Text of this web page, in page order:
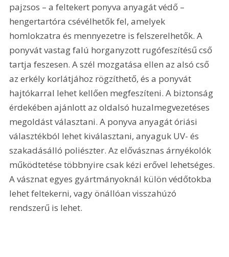
pajzsos – a feltekert ponyva anyagát védő –
hengertartóra csévélhetők fel, amelyek
homlokzatra és mennyezetre is felszerelhetők. A
ponyvát vastag falú horganyzott rugófeszítésű cső
tartja feszesen. A szél mozgatása ellen az alsó cső
az erkély korlátjához rögzíthető, és a ponyvát
hajtókarral lehet kellően megfeszíteni. A biztonság
érdekében ajánlott az oldalsó huzalmegvezetéses
megoldást választani. A ponyva anyagát óriási
választékból lehet kiválasztani, anyaguk UV- és
szakadásálló poliészter. Az elővásznas árnyékolók
működtetése többnyire csak kézi erővel lehetséges.
A vásznat egyes gyártmányoknál külön védőtokba
lehet feltekerni, vagy önállóan visszahúzó
rendszerű is lehet.